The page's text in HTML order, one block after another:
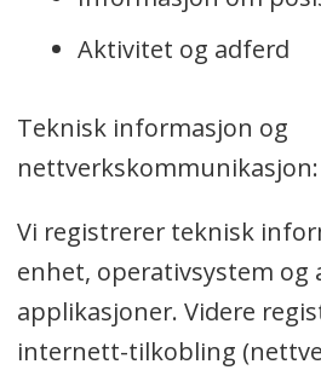
Aktivitet og adferd
Teknisk informasjon og
nettverkskommunikasjon:
Vi registrerer teknisk
enhet, operativsystem og
applikasjoner. Videre
internett-tilkobling